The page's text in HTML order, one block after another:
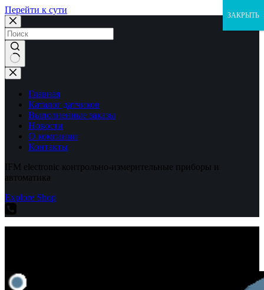
Перейти к сути
Ничего
не
найденоГлавная
Каталог датчиков
Выполненные заказы
Новости
О компании
Контакты
IFM electronic контрольно-измерительные приборы и
автоматика
Explore Shop
ЗАКРЫТЬ